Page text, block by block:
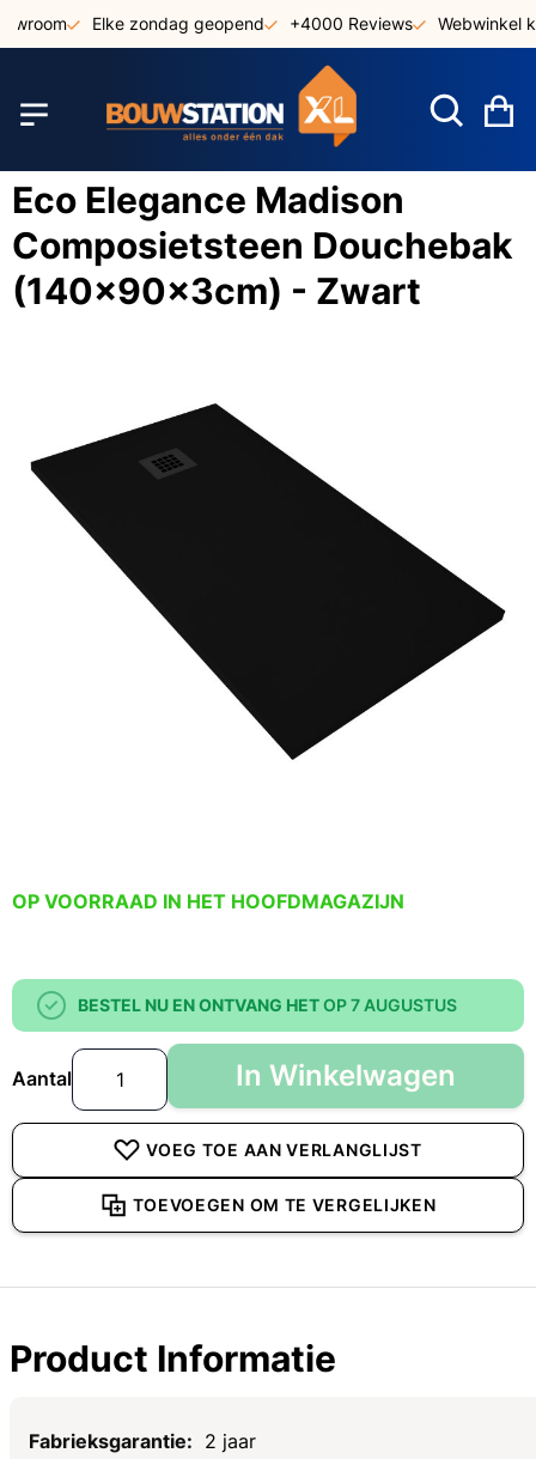
naar
Elke zondag geopend +4000 Reviews Webwinkel
Eco Elegance Madison
Composietsteen Douchebak
(140x90x3cm) - Zwart
OP VOORRAAD IN HET HOOFDMAGAZIJN
BESTEL NU EN ONTVANG HETOP 7 AUGUSTUS
Aantal In Winkelwagen
VOEG TOE AAN VERLANGLIJST
TOEVOEGEN OM TE VERGELIJKEN
Product Informatie
Specificaties
2 jaar